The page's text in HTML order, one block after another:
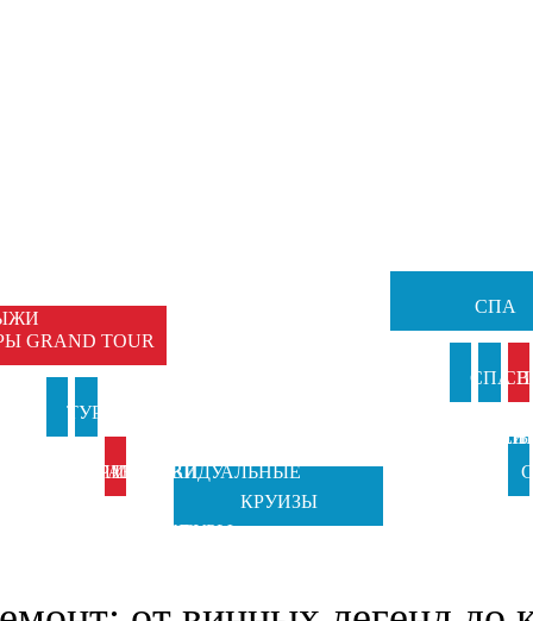
GRAND TOUR
ТУРЫ В
ИТАЛИЮ
ПРАЗДНИКИ
ОТ GRAND
ИНДИВИДУАЛЬНЫЕ
ТУРЫ
КРУИЗЫ
СПА
СПА В
ИТАЛИИ